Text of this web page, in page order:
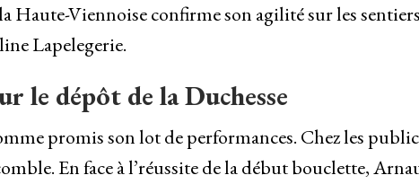
Haute-Viennoise confirme son agilité sur les
Lapelegerie.
le dépôt de la Duchesse
promis son lot de performances. Chez les
En face à l’réussite de la début bouclette,